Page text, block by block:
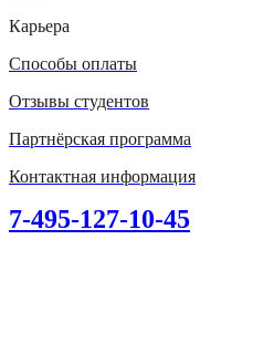
Карьера
Способы оплаты
Отзывы студентов
Партнёрская программа
Контактная информация
7-495-127-10-45